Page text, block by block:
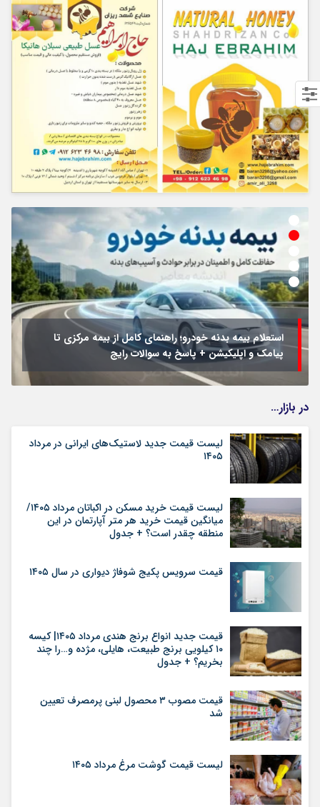
استعلام بیمه بدنه خودرو؛ راهنمای کامل از بیمه مرکزی تا
پیامک و اپلیکیشن + پاسخ به سوالات رایج
در بازار…
لیست قیمت جدید لاستیک‌های ایرانی در مرداد
۱۴۰۵
لیست قیمت خرید مسکن در اکباتان مرداد ۱۴۰۵/
میانگین قیمت خرید هر متر آپارتمان در این
منطقه چقدر است؟ + جدول
قیمت سرویس پکیج شوفاژ دیواری در سال ۱۴۰۵
قیمت جدید انواع برنج هندی مرداد ۱۴۰۵| کیسه
۱۰ کیلویی برنج طبیعت، هایلی، مژده و…را چند
بخریم؟ + جدول
قیمت مصوب ۳ محصول لبنی پرمصرف تعیین
شد
لیست قیمت گوشت مرغ مرداد ۱۴۰۵